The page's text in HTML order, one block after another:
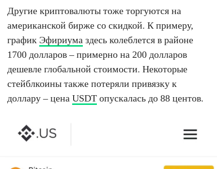
Другие криптовалюты тоже торгуются на
американской бирже со скидкой. К примеру,
график Эфириума здесь колеблется в районе
1700 долларов – примерно на 200 долларов
дешевле глобальной стоимости. Некоторые
стейблкоины также потеряли привязку к
доллару – цена USDT опускалась до 88 центов.